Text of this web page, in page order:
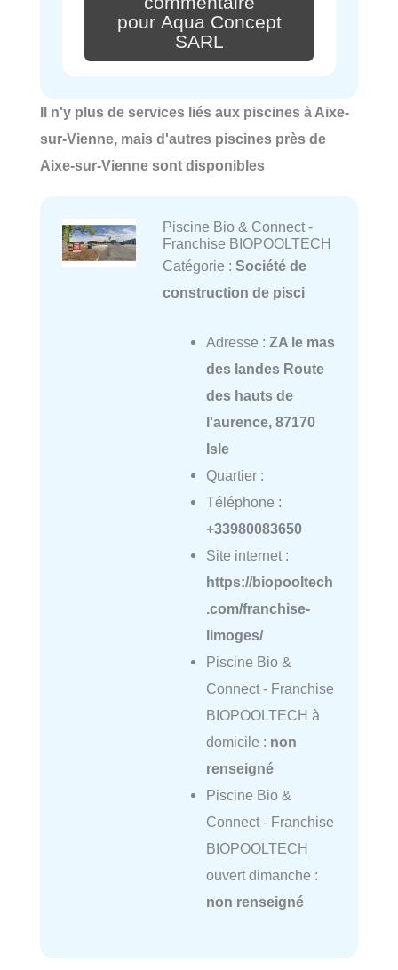
pour Aqua Concept
SARL
Il n'y plus de services liés aux piscines à Aixe-
sur-Vienne, mais d'autres piscines près de
Aixe-sur-Vienne sont disponibles
Piscine Bio & Connect -
Franchise BIOPOOLTECH
Catégorie : Société de
construction de pisci
Adresse : ZA le mas
des landes Route
des hauts de
l'aurence, 87170
Isle
Quartier :
Téléphone :
+33980083650
Site internet :
https://biopooltech
.com/franchise-
limoges/
Piscine Bio &
Connect - Franchise
BIOPOOLTECH à
domicile : non
renseigné
Piscine Bio &
Connect - Franchise
BIOPOOLTECH
ouvert dimanche :
non renseigné